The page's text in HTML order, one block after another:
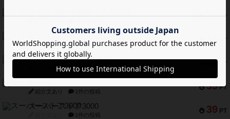
50 PT
PT
とうほうの！
紹介文なし 1件の投稿
42 PT
スターマイン・ラミー ポケット
紹介文あり 2件の投稿
39 PT
紹介文あり 1件の投稿
39 PT
スーパーストア3000
1件の投稿